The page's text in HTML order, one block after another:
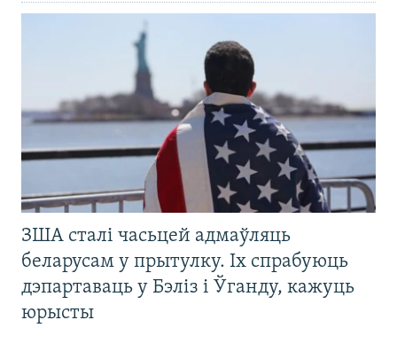
ЗША сталі часьцей адмаўляць
беларусам у прытулку. Іх спрабуюць
дэпартаваць у Бэліз і Ўганду, кажуць
юрысты